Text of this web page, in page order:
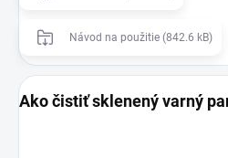
Návod na použitie (842.6 kB)
Ako čistiť sklenený varný